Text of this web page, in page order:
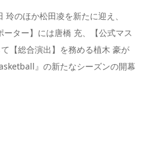
玲のほか松田凌を新たに迎え、
ーター】には唐橋 充、【公式マス
【総合演出】を務める植木 豪が
』の新たなシーズンの開幕